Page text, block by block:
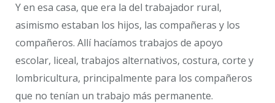
Y en esa casa, que era la del trabajador rural,
asimismo estaban los hijos, las compañeras y los
compañeros. Allí hacíamos trabajos de apoyo
escolar, liceal, trabajos alternativos, costura, corte y
lombricultura, principalmente para los compañeros
que no tenían un trabajo más permanente.